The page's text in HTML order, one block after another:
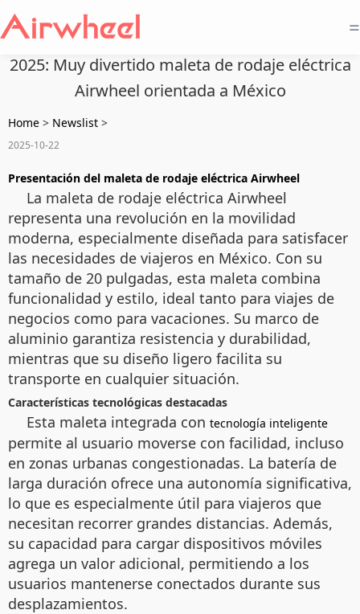
=
2025: Muy divertido maleta de rodaje eléctrica
Airwheel orientada a México
Home > Newslist >
2025-10-22
Presentación del maleta de rodaje eléctrica Airwheel
La maleta de rodaje eléctrica Airwheel
representa una revolución en la movilidad
moderna, especialmente diseñada para satisfacer
las necesidades de viajeros en México. Con su
tamaño de 20 pulgadas, esta maleta combina
funcionalidad y estilo, ideal tanto para viajes de
negocios como para vacaciones. Su marco de
aluminio garantiza resistencia y durabilidad,
mientras que su diseño ligero facilita su
transporte en cualquier situación.
Características tecnológicas destacadas
Esta maleta integrada con tecnología inteligente
permite al usuario moverse con facilidad, incluso
en zonas urbanas congestionadas. La batería de
larga duración ofrece una autonomía significativa,
lo que es especialmente útil para viajeros que
necesitan recorrer grandes distancias. Además,
su capacidad para cargar dispositivos móviles
agrega un valor adicional, permitiendo a los
usuarios mantenerse conectados durante sus
desplazamientos.